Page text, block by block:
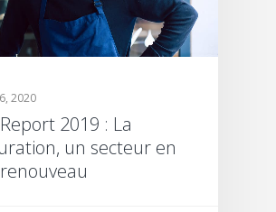
2020
2019 : La
un secteur en